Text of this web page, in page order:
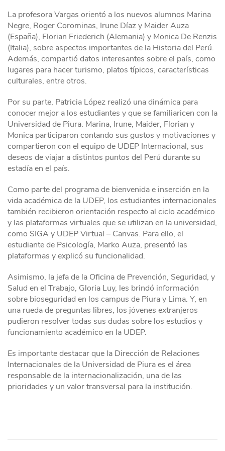
La profesora Vargas orientó a los nuevos alumnos Marina
Negre, Roger Corominas, Irune Díaz y Maider Auza
(España), Florian Friederich (Alemania) y Monica De Renzis
(Italia), sobre aspectos importantes de la Historia del Perú.
Además, compartió datos interesantes sobre el país, como
lugares para hacer turismo, platos típicos, características
culturales, entre otros.
Por su parte, Patricia López realizó una dinámica para
conocer mejor a los estudiantes y que se familiaricen con la
Universidad de Piura. Marina, Irune, Maider, Florian y
Monica participaron contando sus gustos y motivaciones y
compartieron con el equipo de UDEP Internacional, sus
deseos de viajar a distintos puntos del Perú durante su
estadía en el país.
Como parte del programa de bienvenida e inserción en la
vida académica de la UDEP, los estudiantes internacionales
también recibieron orientación respecto al ciclo académico
y las plataformas virtuales que se utilizan en la universidad,
como SIGA y UDEP Virtual – Canvas. Para ello, el
estudiante de Psicología, Marko Auza, presentó las
plataformas y explicó su funcionalidad.
Asimismo, la jefa de la Oficina de Prevención, Seguridad, y
Salud en el Trabajo, Gloria Luy, les brindó información
sobre bioseguridad en los campus de Piura y Lima. Y, en
una rueda de preguntas libres, los jóvenes extranjeros
pudieron resolver todas sus dudas sobre los estudios y
funcionamiento académico en la UDEP.
Es importante destacar que la Dirección de Relaciones
Internacionales de la Universidad de Piura es el área
responsable de la internacionalización, una de las
prioridades y un valor transversal para la institución.